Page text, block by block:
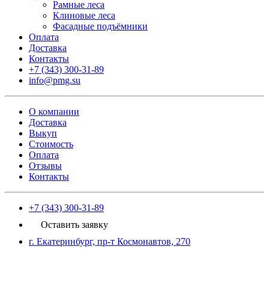
Рамные леса
Клиновые леса
Фасадные подъёмники
Оплата
Доставка
Контакты
+7 (343) 300-31-89
info@pmg.su
О компании
Доставка
Выкуп
Стоимость
Оплата
Отзывы
Контакты
+7 (343) 300-31-89
Оставить заявку
г. Екатеринбург, пр-т Космонавтов, 270